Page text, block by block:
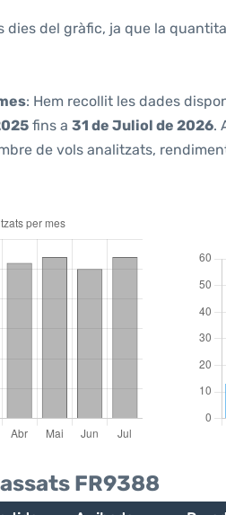
dies del gràfic, ja que la
: Hem recollit les dades
fins a 31 de Juliol de 2026.
de vols analitzats,
FR9388